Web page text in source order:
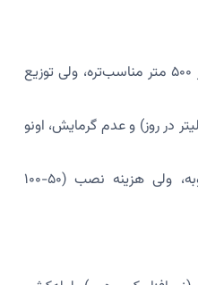
داکت اسپلیت: برای فضاهای زیر ۵۰۰ متر مناسب‌تره، ولی توزیع
کولر آبی: مصرف آب بالا (۲۰-۳۰ لیتر در روز) و عدم گرمایش، اونو
VRF: برای فضاهای لوکس خوبه، ولی هزینه نصب (۵۰-۱۰۰